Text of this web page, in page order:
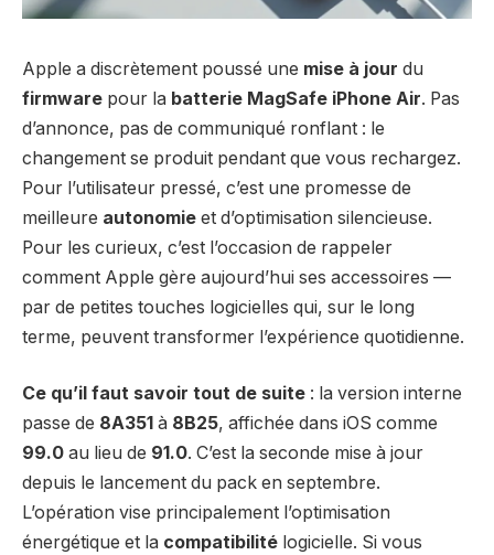
Apple a discrètement poussé une mise à jour du
firmware pour la batterie MagSafe iPhone Air. Pas
d’annonce, pas de communiqué ronflant : le
changement se produit pendant que vous rechargez.
Pour l’utilisateur pressé, c’est une promesse de
meilleure autonomie et d’optimisation silencieuse.
Pour les curieux, c’est l’occasion de rappeler
comment Apple gère aujourd’hui ses accessoires —
par de petites touches logicielles qui, sur le long
terme, peuvent transformer l’expérience quotidienne.
Ce qu’il faut savoir tout de suite : la version interne
passe de 8A351 à 8B25, affichée dans iOS comme
99.0 au lieu de 91.0. C’est la seconde mise à jour
depuis le lancement du pack en septembre.
L’opération vise principalement l’optimisation
énergétique et la compatibilité logicielle. Si vous